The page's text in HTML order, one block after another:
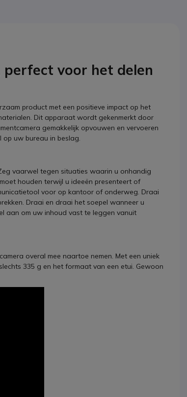
perfect voor het delen
product met een positieve impact op het
Dit apparaat wordt gekenmerkt door
gemakkelijk opvouwen en vervoeren
uw bureau in beslag.
vaarwel tegen situaties waarin u onhandig
houden terwijl u ideeën presenteert of
voor op kantoor of onderweg. Draai
Draai en draai het soepel wanneer u
aan om uw inhoud vast te leggen vanuit
overal mee naartoe nemen. Met een uniek
335 g en het formaat van een etui. Gewoon